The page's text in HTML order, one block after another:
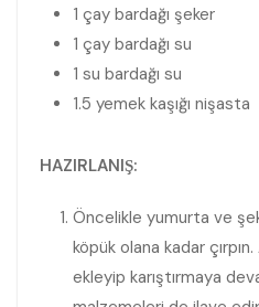
1 çay bardağı şeker
1 çay bardağı su
1 su bardağı su
1.5 yemek kaşığı nişasta
HAZIRLANIŞ:
Öncelikle yumurta ve
köpük olana kadar çırpın.
ekleyip karıştırmaya